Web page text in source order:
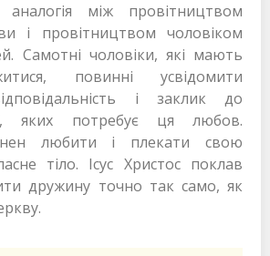
між провітництвом
і провітництвом чоловіком
Самотні чоловіки, які мають
повинні усвідомити
і заклик до
яких потребує ця любов.
любити і плекати свою
тіло. Ісус Христос поклав
дружину точно так само, як